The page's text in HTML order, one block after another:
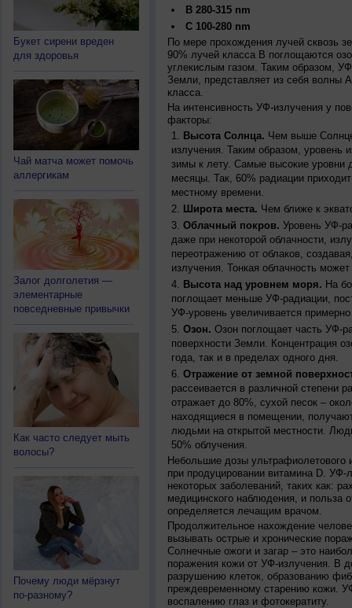
Букет сирени вреден
для здоровья
Чай матча может помочь
аллергикам
Залог долголетия —
элементарные
повседневные привычки
Как часто следует мыть
волосы?
Почему люди мёрзнут
по-разному?
B 280-315 nm
C 100-280 nm
По мере прохождения лучей сквозь
90% лучей класса B поглощаются
углекислым газом. Таким образом,
Земли, представляет из себя волны
класса.
На интенсивность УФ-излучения у
факторы:
Высота Солнца. Чем выше
излучения. Таким образом, уровень
зимы к лету. Самые высокие уровни
месяцы. Так, 60% радиации
местному времени.
Широта места. Чем ближе к
Облачный покров. Уровень УФ-
даже при некоторой облачности,
переотражению от облаков,
излучения. Тонкая облачность
Высота над уровнем моря. На
поглощает меньше УФ-радиации,
УФ-уровень увеличивается
Озон. Озон поглощает часть УФ-
поверхности Земли. Концентрация
года, так и в пределах одного дня.
Отражение от земной
рассеивается в различной степени
отражает до 80%, сухой песок –
находящиеся в помещении,
людьми на открытой местности.
50% облучения.
Небольшие дозы ультрафиолетового
при продуцировании витамина D.
некоторых заболеваний, таких как:
медицинского наблюдения, и польза
определяется лечащим врачом.
Продолжительное нахождение
вызывать острые и хронические
Солнечные ожоги и загар – это
поражения кожи от УФ-излучения. В
разрушению клеток, образованию
преждевременному старению кожи.
воспалению глаз и фотокератиту.